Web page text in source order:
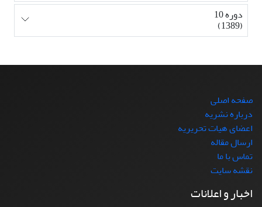
دوره 10
(1389)
صفحه اصلی
درباره نشریه
اعضای هیات تحریریه
ارسال مقاله
تماس با ما
نقشه سایت
اخبار و اعلانات